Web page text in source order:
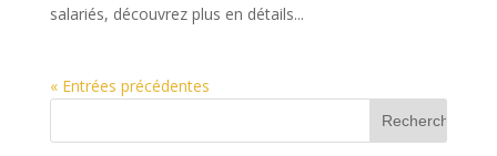
salariés, découvrez plus en détails...
« Entrées précédentes
c